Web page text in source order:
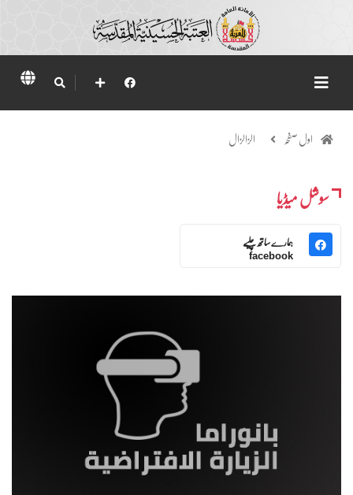
اول صفحہ الزالزال
سوشل میڈیا
ہمارے ساتھ چلیے
facebook